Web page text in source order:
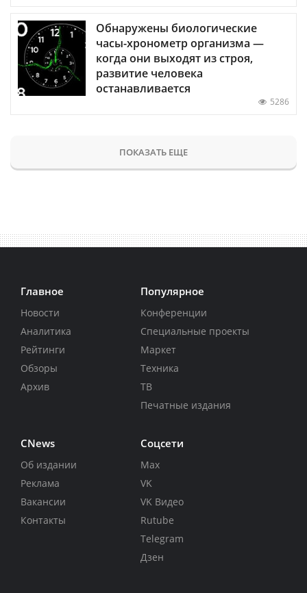
Обнаружены биологические
часы-хронометр организма —
когда они выходят из строя,
развитие человека
останавливается
5286
ПОКАЗАТЬ ЕЩЕ
Главное
Новости
Аналитика
Рейтинги
Обзоры
Архив
Популярное
Конференции
Специальные проекты
Маркет
Техника
ТВ
Печатные издания
CNews
Об издании
Реклама
Вакансии
Контакты
Соцсети
Max
VK
VK Видео
Rutube
Telegram
Дзен